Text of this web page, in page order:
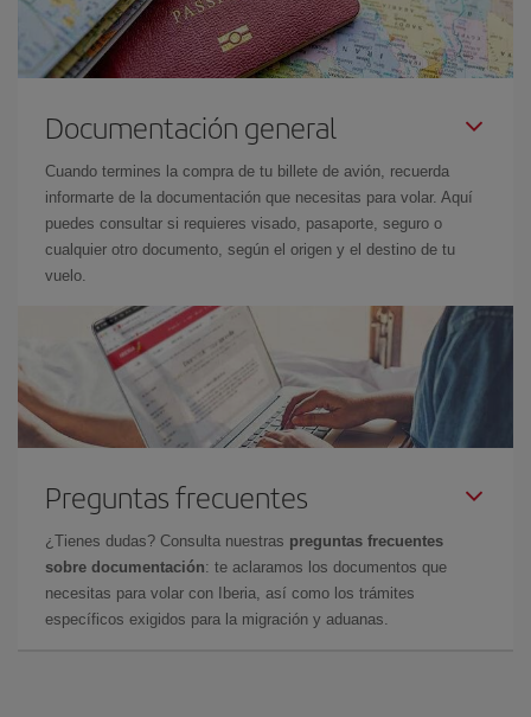
Documentación general
Cuando termines la compra de tu billete de avión, recuerda
informarte de la documentación que necesitas para volar. Aquí
puedes consultar si requieres visado, pasaporte, seguro o
cualquier otro documento, según el origen y el destino de tu
vuelo.
Preguntas frecuentes
¿Tienes dudas? Consulta nuestras preguntas frecuentes
sobre documentación: te aclaramos los documentos que
necesitas para volar con Iberia, así como los trámites
específicos exigidos para la migración y aduanas.